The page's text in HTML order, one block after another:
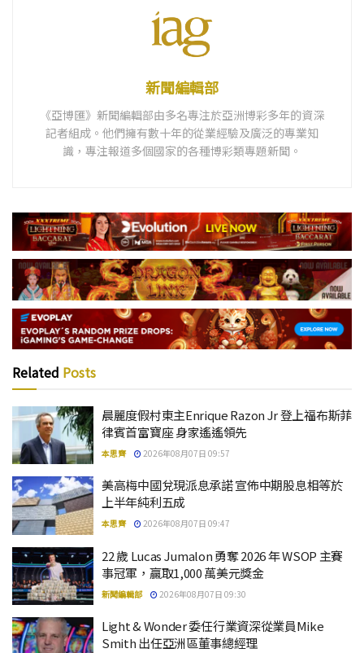
新聞編輯部
《亞博匯》新聞編輯部由多名專注於亞洲博彩多年的資深
記者組成。他們擁有數十年的從業經驗及廣泛的專業知
識，專注報道多個國家的各種博彩類專題新聞。
Related Posts
晨麗度假村東主Enrique Razon Jr 登上福布斯菲
律賓首富寶座 身家遙遙領先
本思齊 2026年08月07日 09:57
美高梅中國兌現派息承諾 宣佈中期股息相等於
上半年純利五成
本思齊 2026年08月07日 09:47
22 歲 Lucas Jumalon 勇奪 2026 年 WSOP 主賽
事冠軍，贏取1,000 萬美元獎金
新聞編輯部 2026年08月07日 09:30
Light & Wonder 委任行業資深從業員Mike
Smith 出任亞洲區董事總經理